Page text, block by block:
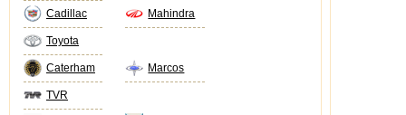
Cadillac Mahindra
Toyota
Caterham Marcos
TVR